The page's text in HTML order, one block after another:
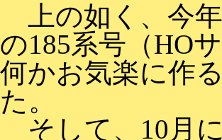
上の如く、今
の185系号（HO
何かお気楽に作
た。
そして、10月